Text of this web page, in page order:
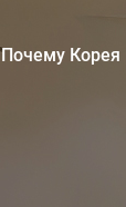
Почему Корея